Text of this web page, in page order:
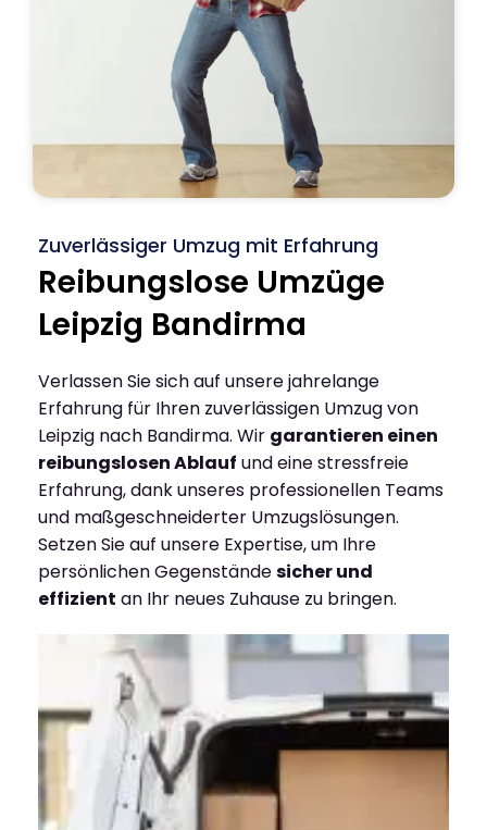
Zuverlässiger Umzug mit Erfahrung
Reibungslose Umzüge
Leipzig Bandirma
Verlassen Sie sich auf unsere jahrelange
Erfahrung für Ihren zuverlässigen Umzug von
Leipzig nach Bandirma. Wir garantieren einen
reibungslosen Ablauf und eine stressfreie
Erfahrung, dank unseres professionellen Teams
und maßgeschneiderter Umzugslösungen.
Setzen Sie auf unsere Expertise, um Ihre
persönlichen Gegenständesicher und
effizient an Ihr neues Zuhause zu bringen.